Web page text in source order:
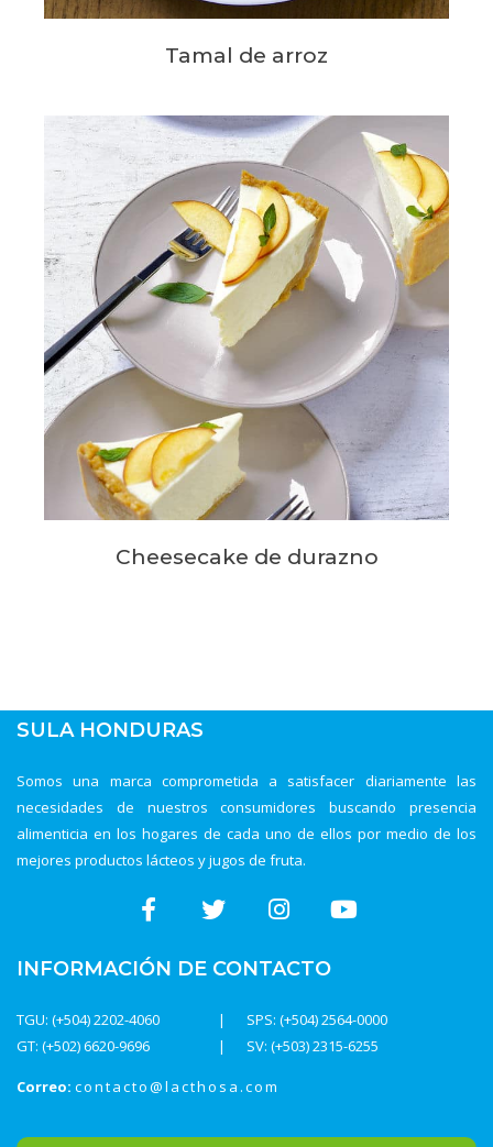
Tamal de arroz
Cheesecake de durazno
SULA HONDURAS
Somos una marca comprometida a satisfacer diariamente las
necesidades de nuestros consumidores buscando presencia
alimenticia en los hogares de cada uno de ellos por medio de los
mejores productos lácteos y jugos de fruta.
INFORMACIÓN DE CONTACTO
TGU: (+504) 2202-4060
SPS: (+504) 2564-0000
SV: (+503) 2315-6255
GT: (+502) 6620-9696
Correo: contacto@lacthosa.com